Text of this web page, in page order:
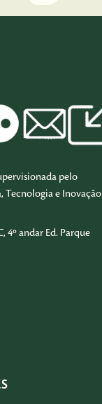
pelo
Tecnologia e Inovação
4º andar Ed. Parque